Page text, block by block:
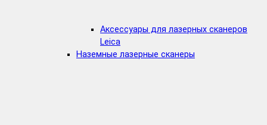
Аксессуары для лазерных сканеров
Leica
Наземные лазерные сканеры